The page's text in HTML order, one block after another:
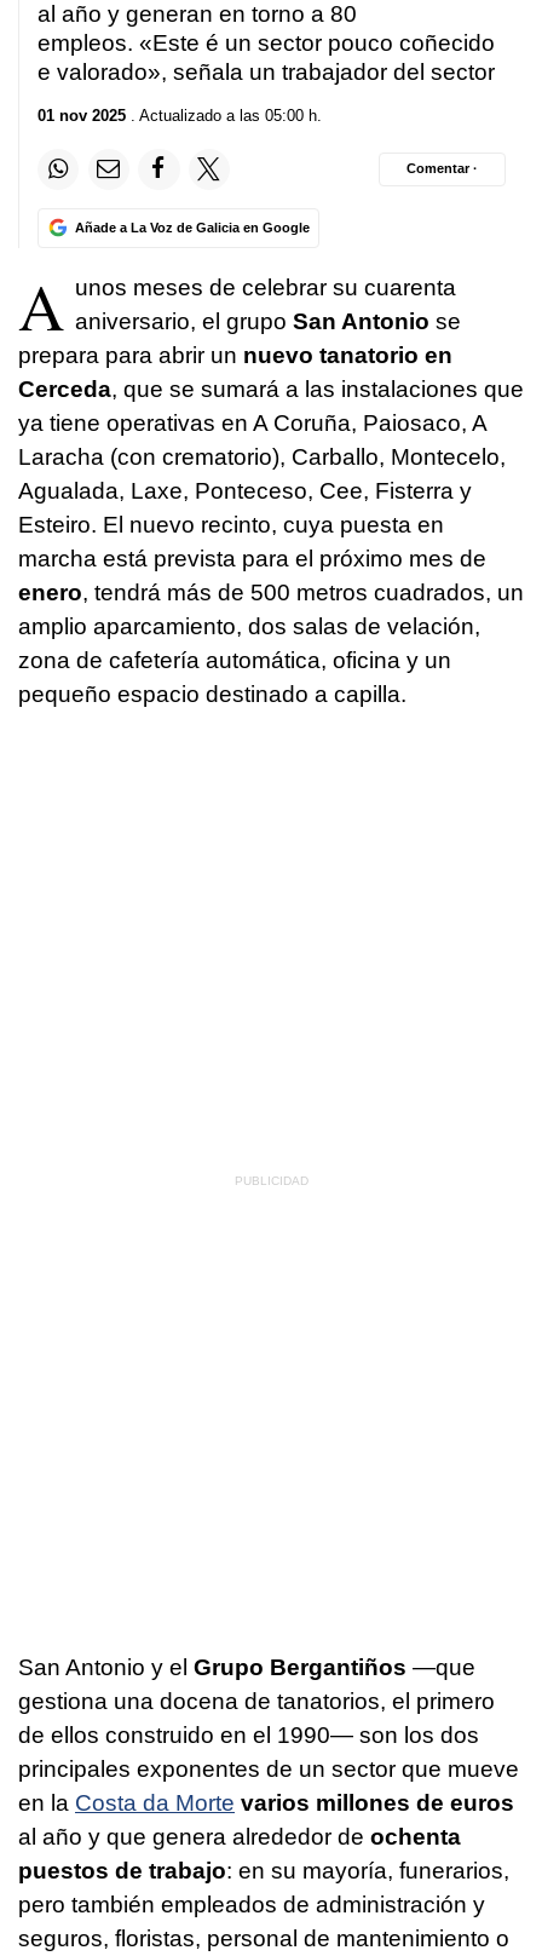
al año y generan en torno a 80
empleos. «Este é un sector pouco coñecido
e valorado», señala un trabajador del sector
01 nov 2025 . Actualizado a las 05:00 h.
Añade a La Voz de Galicia en Google
Comentar ·
A unos meses de celebrar su cuarenta
aniversario, el grupo San Antonio se
prepara para abrir un nuevo tanatorio en
Cerceda, que se sumará a las instalaciones que
ya tiene operativas en A Coruña, Paiosaco, A
Laracha (con crematorio), Carballo, Montecelo,
Agualada, Laxe, Ponteceso, Cee, Fisterra y
Esteiro. El nuevo recinto, cuya puesta en
marcha está prevista para el próximo mes de
enero, tendrá más de 500 metros cuadrados, un
amplio aparcamiento, dos salas de velación,
zona de cafetería automática, oficina y un
pequeño espacio destinado a capilla.
San Antonio y el Grupo Bergantiños —que
gestiona una docena de tanatorios, el primero
de ellos construido en el 1990— son los dos
principales exponentes de un sector que mueve
en la Costa da Morte varios millones de euros
al año y que genera alrededor de ochenta
puestos de trabajo: en su mayoría, funerarios,
pero también empleados de administración y
seguros, floristas, personal de mantenimiento o